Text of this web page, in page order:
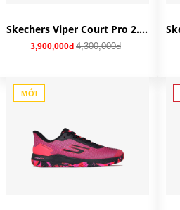
Skechers Viper Court Pro 2.0 'Aqua Multi' 246109-AQMT
3,900,000đ 4,300,000đ
MỚI